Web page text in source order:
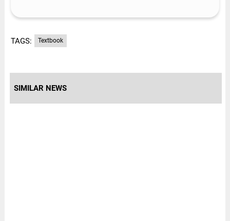
TAGS: Textbook
SIMILAR NEWS